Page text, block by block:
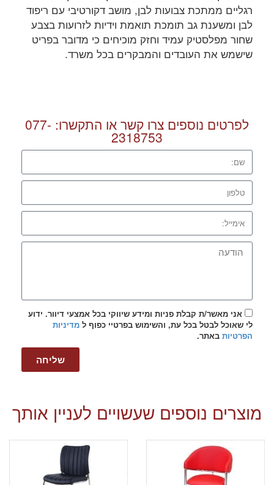
רגליים ממתכת צבועות לבן, מושב דקורטיבי עם ריפוד
לבן ומשענת גב תומכת תואמת וידיות לזרועות בצבע
שחור מפלסטיק עמיד וחזק מוכיחים כי מדובר בפריט
שישמש את העובדים והמבקרים בכל משרד.
לפרטים נוספים צרו קשר או התקשרו: 077-
2318753
אני מאשר/ת קבלת פניות ומידע שיווקי בכל אמצעי דיוור. ידוע
לי שאוכל לבטל בכל עת, והשימוש בפרטיי כפוף ל מדיניות
הפרטיות באתר.
שליחה
מוצרים נוספים שעשויים לעניין אותך